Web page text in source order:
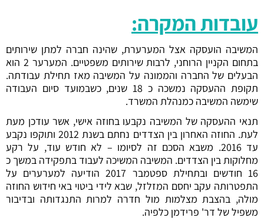
עובדות המקרה:
המשיבה הועסקה אצל המערערת, שהינה חברה למתן שירותים
בתחום הקניין הרוחני, לרבות שירותים משפטיים. המערער 2 הוא
הבעלים של החברה והממונה על המשיבה מאז תחילת עבודתה.
תקופת ההעסקה נמשכה כ 18 שנים, כשבמועד סיום העבודה
שימשה המשיבה כמנהלת המשרד.
תנאי ההעסקה של המשיבה נקבעו בחוזה אישי, אשר עודכן מעת
לעת. החוזה האחרון בין הצדדים נחתם בשנת 2012 ותוקפו נקבע
עד 2016. משבא הסכם זה לסיומו – לא חודש עוד, על רקע
מחלוקות בין הצדדים. המשיבה המשיכה לעבוד בתפקידה במשך כ
16 חודשים ובתחילת ספטמבר 2017 הודיעה למערערים על
התפטרותה עקב יחסם המזלזל, שבא לידי ביטוי באי חידוש החוזה
מולה, בהצבת מצלמות מול חדרה למרות התנגדותה ובדיבור
משפיל של דר' פרידמן כלפיה.